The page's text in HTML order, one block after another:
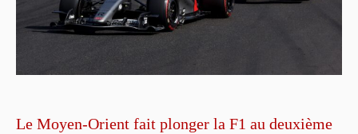
Le Moyen-Orient fait plonger la F1 au deuxième